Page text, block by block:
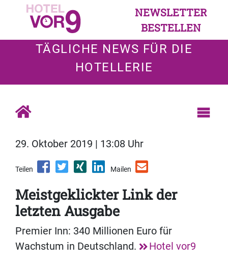
NEWSLETTER
BESTELLEN
TÄGLICHE NEWS FÜR DIE
HOTELLERIE
29. Oktober 2019 | 13:08 Uhr
Teilen Mailen
Meistgeklickter Link der
letzten Ausgabe
Premier Inn: 340 Millionen Euro für
Wachstum in Deutschland.
Hotel vor9